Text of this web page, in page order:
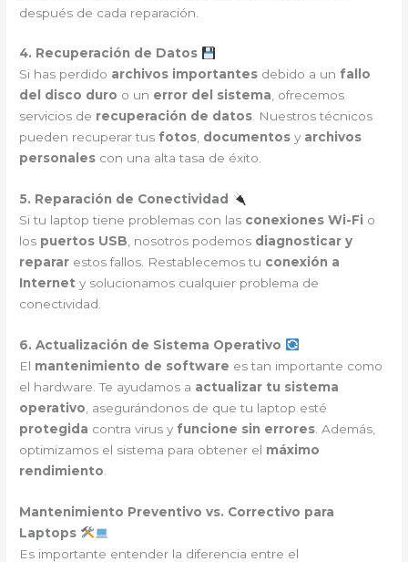
después de cada reparación.
4. Recuperación de Datos
Si has perdido archivos importantes debido a un fallo
del disco duro o un error del sistema, ofrecemos
servicios de recuperación de datos. Nuestros técnicos
pueden recuperar tus fotos, documentos y archivos
personales con una alta tasa de éxito.
5. Reparación de Conectividad
Si tu laptop tiene problemas con las conexiones Wi-Fi o
los puertos USB, nosotros podemos diagnosticar y
reparar estos fallos. Restablecemos tu conexión a
Internet y solucionamos cualquier problema de
conectividad.
6. Actualización de Sistema Operativo
El mantenimiento de software es tan importante como
el hardware. Te ayudamos a actualizar tu sistema
operativo , asegurándonos de que tu laptop esté
protegida contra virus y funcione sin errores . Además,
optimizamos el sistema para obtener el máximo
rendimiento
Mantenimiento Preventivo vs. Correctivo para
Laptops
Es importante entender la diferencia entre el